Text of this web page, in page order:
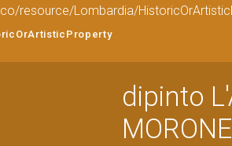
resource/Lombardia/
dipinto
MORONE